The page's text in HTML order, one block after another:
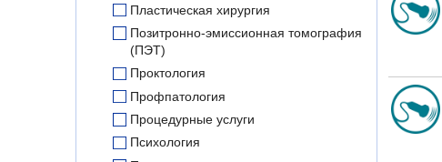
Пластическая хирургия
Позитронно-эмиссионная томография
(ПЭТ)
Проктология
Профпатология
Процедурные услуги
Психология